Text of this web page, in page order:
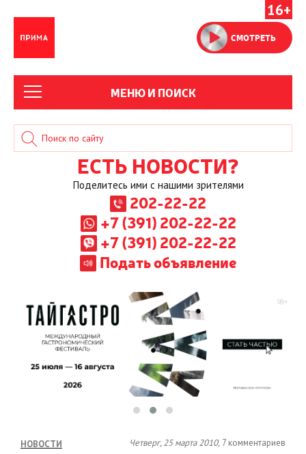
16+
СМОТРЕТЬ
МЕНЮ И ПОИСК
ЕСТЬ НОВОСТИ?
Поделитесь ими с нашими зрителями
202-22-22
+7 (391) 202-22-22
+7 (391) 202-22-22
Подать объявление
НОВОСТИ Четверг, 25 марта 2010, 7 комментариев